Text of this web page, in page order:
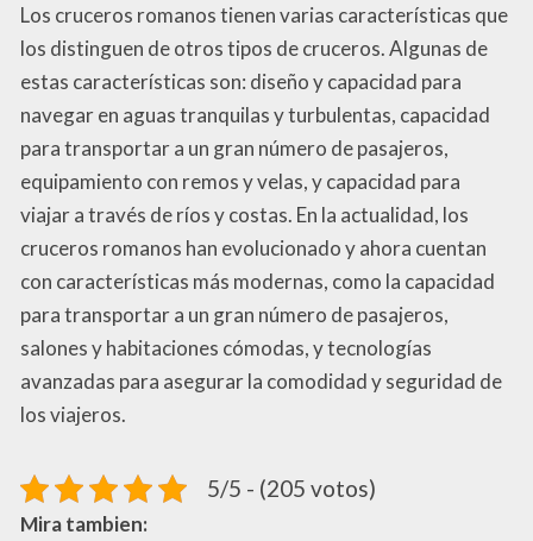
Los cruceros romanos tienen varias características que
los distinguen de otros tipos de cruceros. Algunas de
estas características son: diseño y capacidad para
navegar en aguas tranquilas y turbulentas, capacidad
para transportar a un gran número de pasajeros,
equipamiento con remos y velas, y capacidad para
viajar a través de ríos y costas. En la actualidad, los
cruceros romanos han evolucionado y ahora cuentan
con características más modernas, como la capacidad
para transportar a un gran número de pasajeros,
salones y habitaciones cómodas, y tecnologías
avanzadas para asegurar la comodidad y seguridad de
los viajeros.
5/5 - (205 votos)
Mira tambien: